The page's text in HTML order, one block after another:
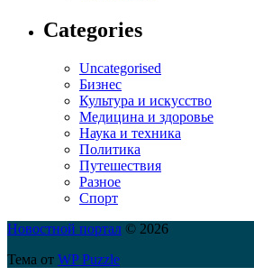
Categories
Uncategorised
Бизнес
Культура и искусство
Медицина и здоровье
Наука и техника
Политика
Путешествия
Разное
Спорт
Новостной портал © 2026
Тема от WP Puzzle